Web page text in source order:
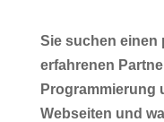
Sie suchen einen
erfahrenen
Programmierung
Webseiten und